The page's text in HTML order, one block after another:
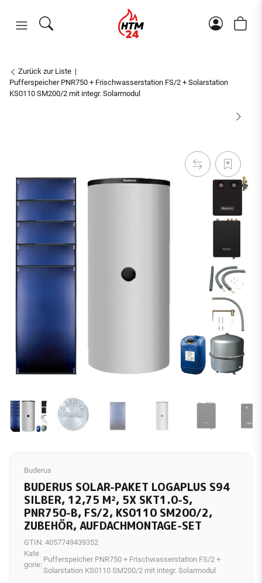
Zurück zur Liste
Pufferspeicher PNR750 + Frischwasserstation FS/2 + Solarstation
KS0110 SM200/2 mit integr. Solarmodul
Buderus
BUDERUS SOLAR-PAKET LOGAPLUS S94
SILBER, 12,75 M², 5X SKT1.0-S,
PNR750-B, FS/2, KS0110 SM200/2,
ZUBEHÖR, AUFDACHMONTAGE-SET
GTIN: 4057749439352
Kate
gorie:
Pufferspeicher PNR750 + Frischwasserstation FS/2 +
Solarstation KS0110 SM200/2 mit integr. Solarmodul